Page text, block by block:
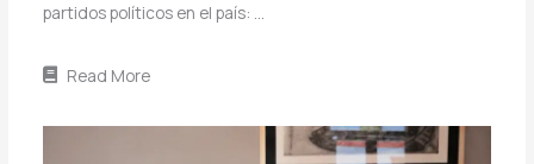
partidos políticos en el país: …
Read More